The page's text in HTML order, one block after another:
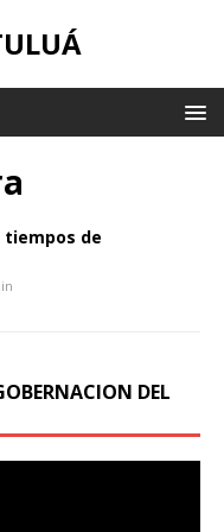
tiempos de
DEL